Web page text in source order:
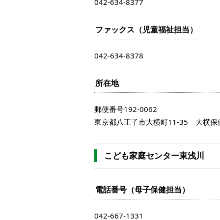
042-634-8377
ファックス（児童福祉担当）
042-634-8378
所在地
郵便番号192-0062
東京都八王子市大横町11-35 大横保
こども家庭センター東浅川
電話番号（母子保健担当）
042-667-1331